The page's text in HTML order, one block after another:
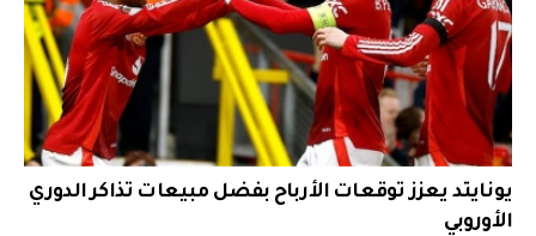
يونايتد يعزز توقعات الأرباح بفضل مبيعات تذاكر الدوري
الأوروبي